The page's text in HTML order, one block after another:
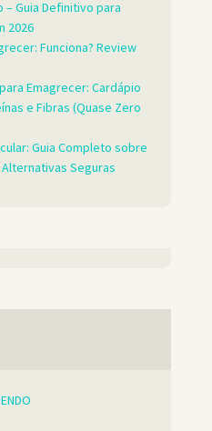
– Guia Definitivo para
2026
Funciona? Review
Emagrecer: Cardápio
e Fibras (Quase Zero
Guia Completo sobre
Seguras